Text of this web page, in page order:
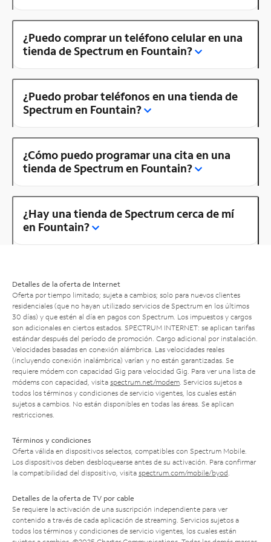
¿Puedo comprar un teléfono celular en una
tienda de Spectrum en Fountain?
¿Puedo probar teléfonos en una tienda de
Spectrum en Fountain?
¿Cómo puedo programar una cita en una
tienda de Spectrum en Fountain?
¿Hay una tienda de Spectrum cerca de mí
en Fountain?
Detalles de la oferta de Internet
Oferta por tiempo limitado; sujeta a cambios; solo para nuevos clientes
residenciales (que no hayan utilizado servicios de Spectrum en los últimos
30 días) y que estén al día en pagos con Spectrum. Los impuestos y cargos
son adicionales en ciertos estados. SPECTRUM INTERNET: se aplican tarifas
estándar después del período de promoción. Cargo adicional por instalación.
Velocidades basadas en conexión alámbrica. Las velocidades reales
(incluyendo conexión inalámbrica) varían y no están garantizadas. Se
requiere módem con capacidad Gig para velocidad Gig. Para ver una lista de
módems con capacidad, visita spectrum.net/modem . Servicios sujetos a
todos los términos y condiciones de servicio vigentes, los cuales están
sujetos a cambios. No están disponibles en todas las áreas. Se aplican
restricciones.
Términos y condiciones
Oferta válida en dispositivos selectos, compatibles con Spectrum Mobile.
Los dispositivos deben desbloquearse antes de su activación. Para confirmar
la compatibilidad del dispositivo, visita spectrum.com/mobile/byod
Detalles de la oferta de TV por cable
Se requiere la activación de una suscripción independiente para ver
contenido a través de cada aplicación de streaming. Servicios sujetos a
todos los términos y condiciones de servicio vigentes, los cuales están